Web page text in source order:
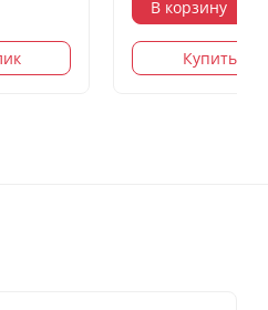
В корзину
Купить в